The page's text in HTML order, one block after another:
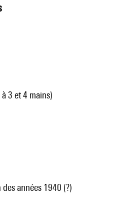
3 et 4 mains)
années 1940 (?)